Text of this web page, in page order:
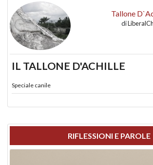
Tallone
di
IL TALLONE D'ACHILLE
Speciale canile
RIFLESSIONI E PAROLE